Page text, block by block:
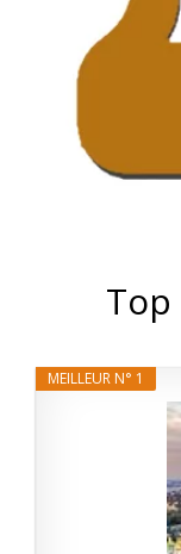
MEILLEUR N° 1